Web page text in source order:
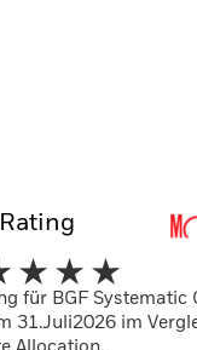
für BGF Systematic
31.Juli2026 im